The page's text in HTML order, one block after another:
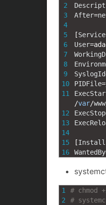
2
3
4
5
6
7
8
9
10
11
12
13
14
15
16
After=
[Service
User=
PIDFile=
/var/www
ExecStop
[Install
WantedBy
1
2
# chmod
#